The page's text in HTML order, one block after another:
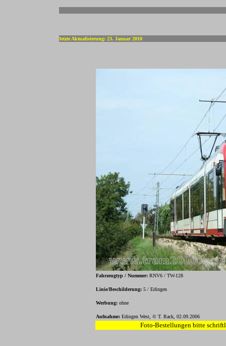
letzte Aktualisierung: 23. Januar 2010
Fahrzeugtyp / Nummer: RNV6 / TW-128
Linie/Beschilderung: 5 / Edingen
Werbung: ohne
Aufnahme: Edingen West, © T. Rack, 02.09.2006
Foto-Bestellungen bitte